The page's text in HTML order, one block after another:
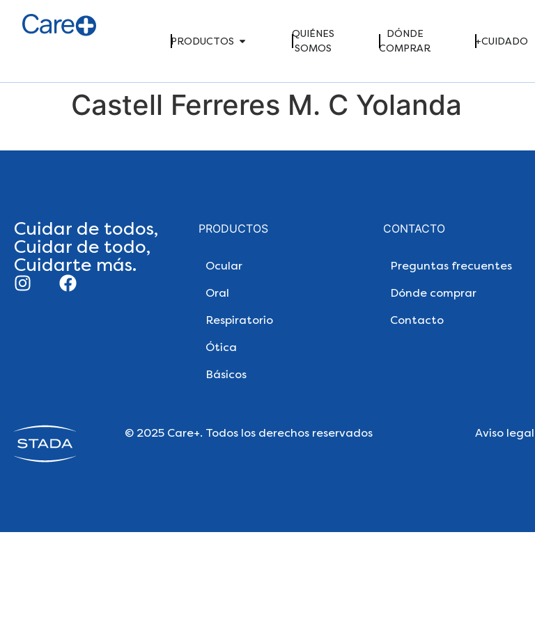
PRODUCTOS
QUIÉNES
SOMOS
DÓNDE
COMPRAR
+CUIDADO
Castell Ferreres M. C Yolanda
Cuidar de todos,
Cuidar de todo,
Cuidarte más.
PRODUCTOS
Ocular
Oral
Respiratorio
Ótica
Básicos
CONTACTO
Preguntas frecuentes
Dónde comprar
Contacto
© 2025 Care+. Todos los derechos reservados Aviso legal